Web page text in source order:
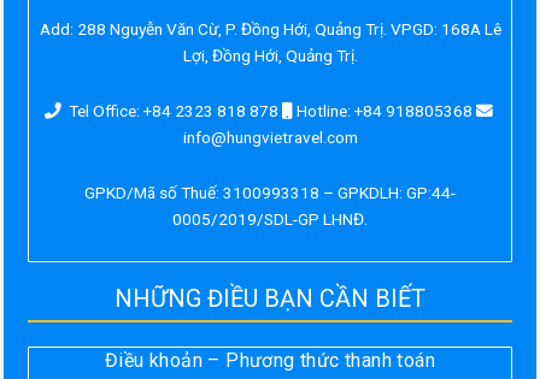
Add: 288 Nguyễn Văn Cừ, P. Đồng Hới, Quảng Trị. VPGD: 168A Lê
Lợi, Đồng Hới, Quảng Trị.
Tel Office: +84 2323 818 878
Hotline: +84 918805368
info@hungvietravel.com
GPKD/Mã số Thuế: 3100993318 – GPKDLH: GP:44-
0005/2019/SDL-GP LHNĐ.
NHỮNG ĐIỀU BẠN CẦN BIẾT
Điều khoản – Phương thức thanh toán